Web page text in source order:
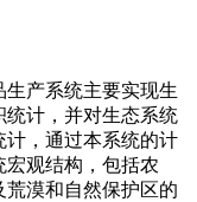
产系统主要实现生
统计，并对生态系统
计，通过本系统的计
观结构，包括农
荒漠和自然保护区的